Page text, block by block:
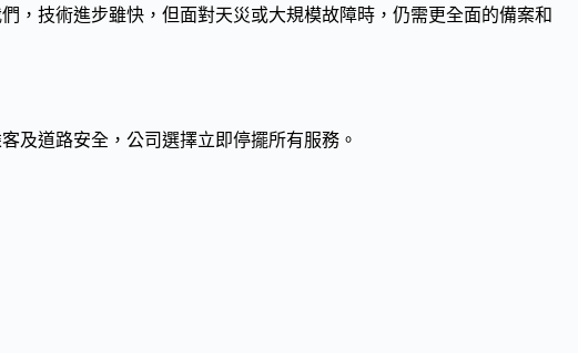
，技術進步雖快，但面對天災或大規模故障時，仍需更全面的備案和
及道路安全，公司選擇立即停擺所有服務。